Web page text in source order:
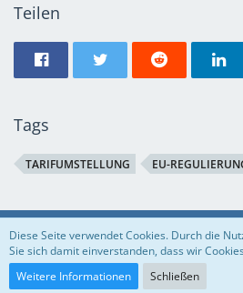
Teilen
Tags
TARIFUMSTELLUNG EU-
Regeln Datenschutzerklärung
Community-Software:
Diese Seite verwendet Cookies. Durch die
Sie sich damit einverstanden, dass wir
Weitere Informationen
Schließen